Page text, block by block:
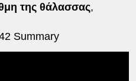
της θάλασσας,
Summary